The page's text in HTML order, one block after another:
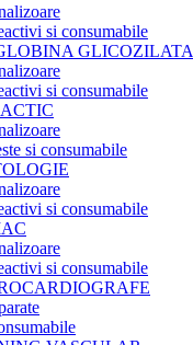
si consumabile
GLICOZILATA
si consumabile
si consumabile
si consumabile
si consumabile